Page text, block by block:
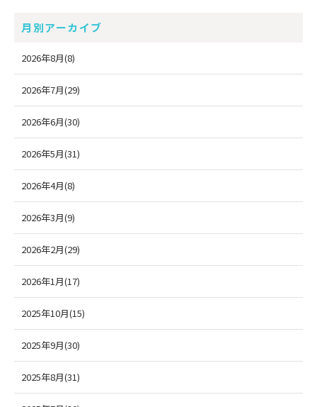
月別アーカイブ
2026年8月(8)
2026年7月(29)
2026年6月(30)
2026年5月(31)
2026年4月(8)
2026年3月(9)
2026年2月(29)
2026年1月(17)
2025年10月(15)
2025年9月(30)
2025年8月(31)